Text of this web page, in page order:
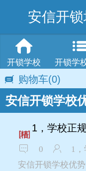
安信开锁
开锁学校 开锁学
购物车(0)
安信开锁学校
1，学校正
0
1
安信开锁学校优势